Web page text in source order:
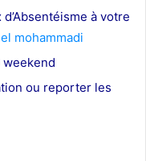
à votre
mohammadi
ou reporter les